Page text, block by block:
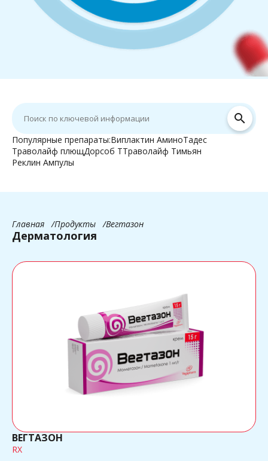
search
Популярные препараты:Виплактин АминоТадес
Траволайф плющДорсоб ТТраволайф Тимьян
Реклин Ампулы
Дерматология
Главная Продукты Вегтазон
ВЕГТАЗОН
RX